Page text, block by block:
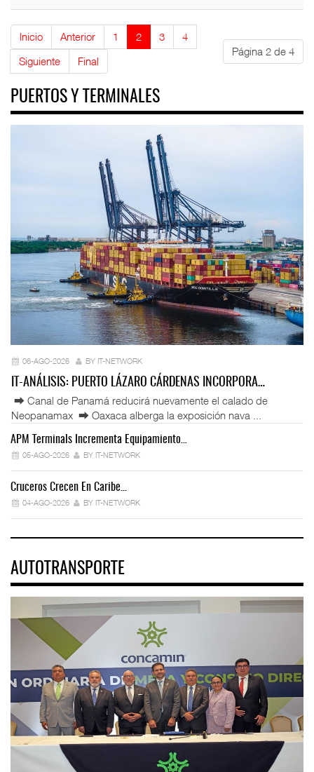
Página 2 de 4
Inicio Anterior 1 2 3
4
Siguiente
Final
PUERTOS Y TERMINALES
06-AGO-2026 BY IT-NETWORK
IT-ANÁLISIS: PUERTO LÁZARO CÁRDENAS INCORPORA…
⮕ Canal de Panamá reducirá nuevamente el calado de
Neopanamax ⮕ Oaxaca alberga la exposición nava ...
APM Terminals Incrementa Equipamiento…
05-AGO-2026 BY IT-NETWORK
Cruceros Crecen En Caribe…
04-AGO-2026 BY IT-NETWORK
AUTOTRANSPORTE